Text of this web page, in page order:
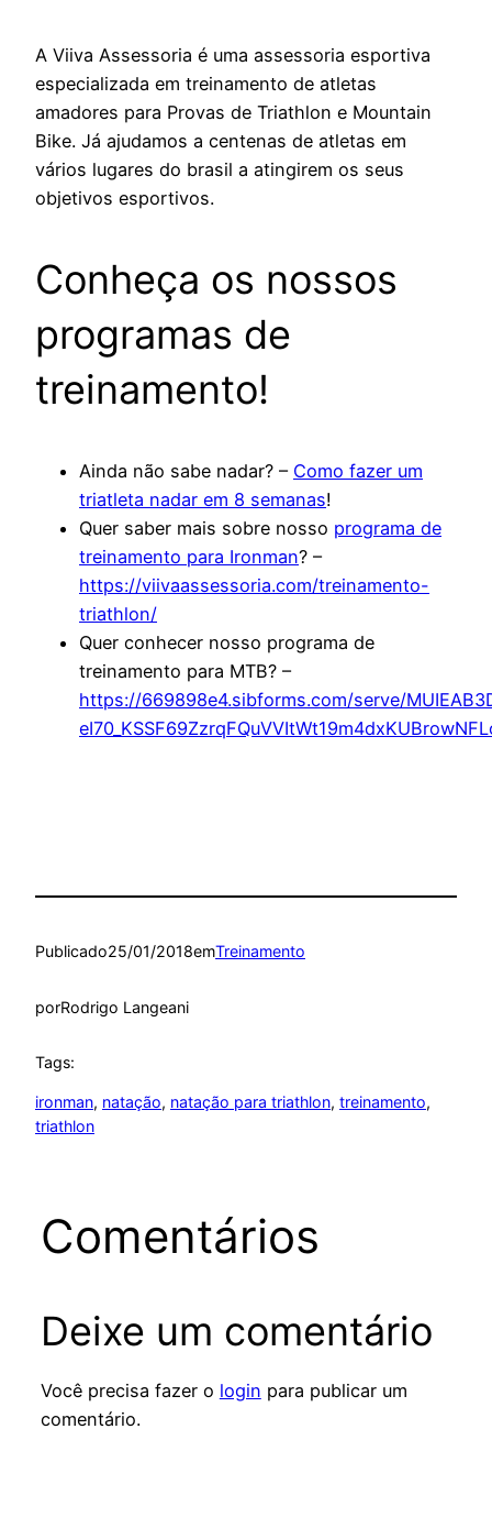
A Viiva Assessoria é uma assessoria esportiva
especializada em treinamento de atletas
amadores para Provas de Triathlon e Mountain
Bike. Já ajudamos a centenas de atletas em
vários lugares do brasil a atingirem os seus
objetivos esportivos.
Conheça os nossos
programas de
treinamento!
Ainda não sabe nadar? – Como fazer um
triatleta nadar em 8 semanas!
Quer saber mais sobre nosso programa de
treinamento para Ironman? –
https://viivaassessoria.com/treinamento-
triathlon/
Quer conhecer nosso programa de
treinamento para MTB? –
https://669898e4.sibforms.com/serve/
Publicado25/01/2018emTreinamento
porRodrigo Langeani
Tags:
ironman, natação, natação para triathlon, treinamento
triathlon
Comentários
Deixe um comentário
Você precisa fazer o login para publicar um
comentário.